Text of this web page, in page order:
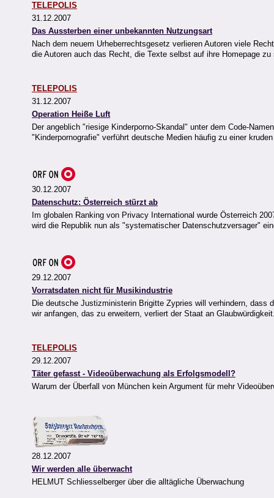
TELEPOLIS
31.12.2007
Das Aussterben einer unbekannten Nutzungsart
Nach dem neuem Urheberrechtsgesetz verlieren Autoren viele
die Autoren auch das Recht, die Texte selbst auf ihre Homepage zu
TELEPOLIS
31.12.2007
Operation Heiße Luft
Der angeblich "riesige Kinderporno-Skandal" unter dem Code-
"Kinderpornografie" verführt deutsche Medien häufig zu einer
30.12.2007
Datenschutz: Österreich stürzt ab
Im globalen Ranking von Privacy International wurde Österreich
wird die Republik nun als "systematischer Datenschutzversager"
29.12.2007
Vorratsdaten nicht für Musikindustrie
Die deutsche Justizministerin Brigitte Zypries will verhindern, dass
wir anfangen, das zu erweitern, verliert der Staat an
TELEPOLIS
29.12.2007
Täter gefasst - Videoüberwachung als Erfolgsmodell?
Warum der Überfall von München kein Argument für mehr
28.12.2007
Wir werden alle überwacht
HELMUT Schliesselberger über die alltägliche Überwachung